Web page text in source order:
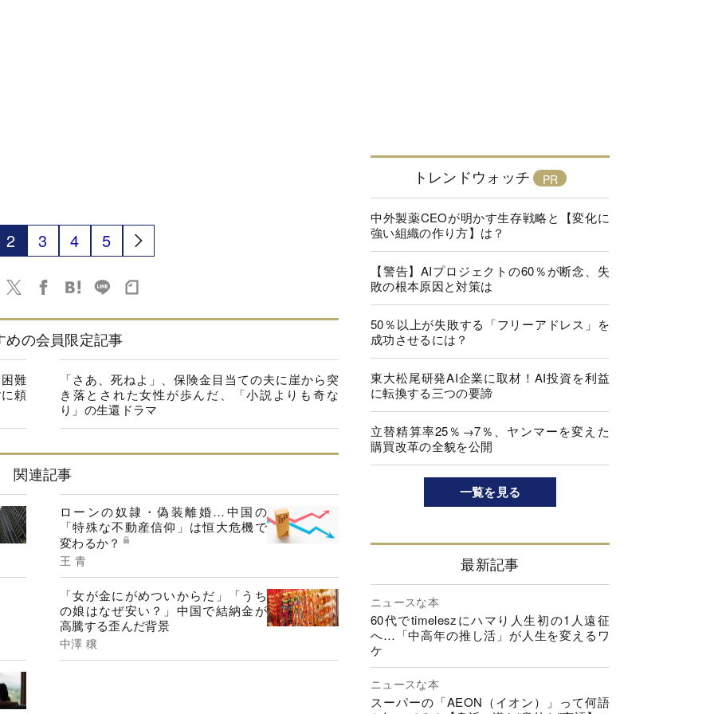
2 3 4 5
めの会員限定記事
難
頼
「さあ、死ねよ」、保険金目当ての夫に崖から突
き落とされた女性が歩んだ、「小説よりも奇な
り」の生還ドラマ
関連記事
ローンの奴隷・偽装離婚…中国の
「特殊な不動産信仰」は恒大危機で
変わるか？
王 青
「女が金にがめついからだ」「うち
の娘はなぜ安い？」中国で結納金が
高騰する歪んだ背景
中澤 穣
トレンドウォッチ
中外製薬CEOが明かす生存戦略と【変化に
強い組織の作り方】は？
【警告】AIプロジェクトの60％が断念、失
敗の根本原因と対策は
50％以上が失敗する「フリーアドレス」を
成功させるには？
東大松尾研発AI企業に取材！AI投資を利益
に転換する三つの要諦
立替精算率25％→7％、ヤンマーを変えた
購買改革の全貌を公開
一覧を見る
最新記事
ニュースな本
60代でtimeleszにハマり人生初の1人遠征
へ…「中高年の推し活」が人生を変えるワ
ケ
ニュースな本
スーパーの「AEON（イオン）」って何語